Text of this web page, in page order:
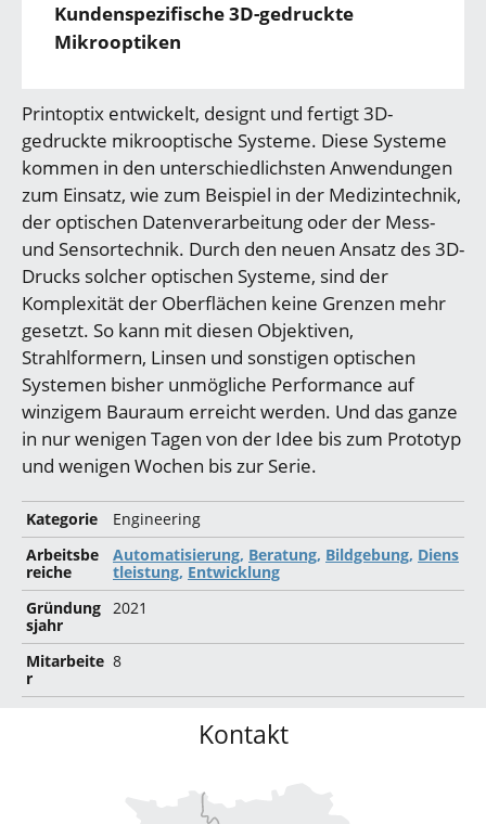
Kundenspezifische 3D-gedruckte
Mikrooptiken
Printoptix entwickelt, designt und fertigt 3D-
gedruckte mikrooptische Systeme. Diese Systeme
kommen in den unterschiedlichsten Anwendungen
zum Einsatz, wie zum Beispiel in der Medizintechnik,
der optischen Datenverarbeitung oder der Mess-
und Sensortechnik. Durch den neuen Ansatz des 3D-
Drucks solcher optischen Systeme, sind der
Komplexität der Oberflächen keine Grenzen mehr
gesetzt. So kann mit diesen Objektiven,
Strahlformern, Linsen und sonstigen optischen
Systemen bisher unmögliche Performance auf
winzigem Bauraum erreicht werden. Und das ganze
in nur wenigen Tagen von der Idee bis zum Prototyp
und wenigen Wochen bis zur Serie.
Kategorie
Engineering
Arbeitsbe
reiche
Automatisierung, Beratung, Bildgebung, Diens
tleistung, Entwicklung
Gründung
sjahr
2021
Mitarbeite
r
8
Kontakt